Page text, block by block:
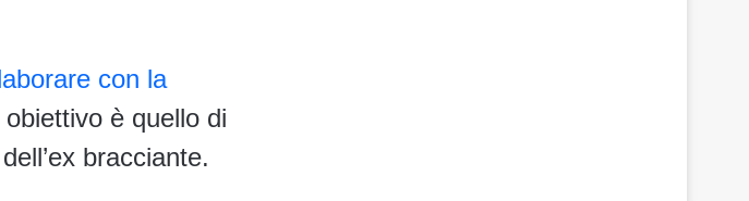
con la
è quello di
bracciante.